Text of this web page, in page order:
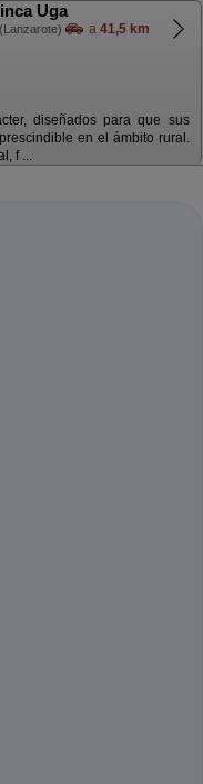
Uga
(Lanzarote) a 41,5 km
diseñados para que sus
en el ámbito rural.
f ...